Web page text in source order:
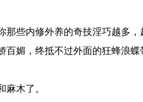
些内修外养的奇技淫巧越多，
媚，终抵不过外面的狂蜂浪
木了。